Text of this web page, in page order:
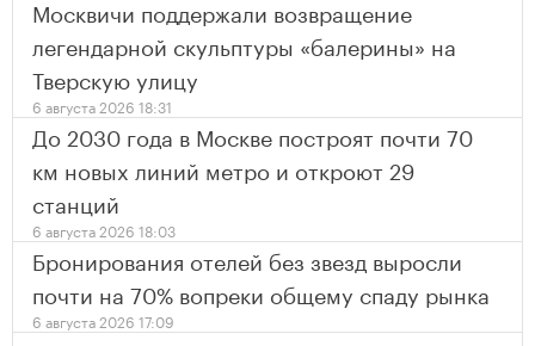
Москвичи поддержали возвращение
легендарной скульптуры «балерины» на
Тверскую улицу
6 августа 2026 18:31
До 2030 года в Москве построят почти 70
км новых линий метро и откроют 29
станций
6 августа 2026 18:03
Бронирования отелей без звезд выросли
почти на 70% вопреки общему спаду рынка
6 августа 2026 17:09